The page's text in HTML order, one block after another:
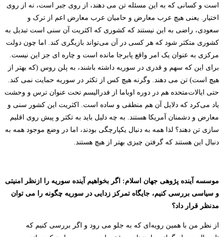
است و کسانی که به این مسئله تن می دهند، از روی جبر است، نه از روی
اختیار. یعنی هیچ عرب معارض و حامیان عرب معارض اعم از ترک و
سعودی، راضی به این نیستند که کشوری که اکثریت آن سنی است تبدیل به
کشوری متکثر شود که هر کسی در آن می‌تواند بازیگری کند. اما چون دولت
مرکزی به عنوان یک امر واقع پابرجا مانده است و چاره ای جز این نیست.
برای این که سهم و قدری در سوریه داشته باشند، به پلن روس (که بهتر از
هیچ است) تن می دهند. وگرنه هیچ کس از تکثر در سوریه حمایت نمی کند.
حتی ایالات‌متحده هم در دوره اوباما از فدرالیسم تحت عنوان ترس و وحشت
یاد می‌کرد که دلایل آن هم منطقی و ساده است. اکثریت این کشور سنی و
معارض و دشمنان آمریکا هستند. به چه دلیل باید به تکثر و پیش روی اقلیم
سازی تن دهند؟ لذا همه به دنبال یکپارچگی بودند، اما در وضع موجود همه به
دنبال این هستند که گرفتن چیزی بهتر از هیچ هستند.
موسسه آینده پژوهی جهان اسلام: اگر بخواهیم آینده سوریه را ازنظر امنیتی
و سیاسی بررسی کنیم، جایگاه تمرکز زدایی در سوریه چگونه را می توان
مدنظر قرار داد؟
از نظر من با همین رویه‌ای که به جلو می رود و اگر بررسی کنیم که